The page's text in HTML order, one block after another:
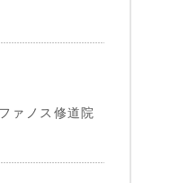
ァノス修道院